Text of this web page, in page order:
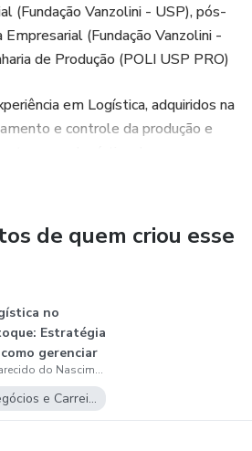
(Fundação Vanzolini - USP), pós-
(Fundação Vanzolini -
de Produção (POLI USP PRO)
em Logística, adquiridos na
e controle da produção e
estudo de melhorias nos
treinamento de equipes e melhoria
de quem criou esse
no
Estratégia
gerenciar
Aparecido do Nascimento Lima
Negócios e Carreira